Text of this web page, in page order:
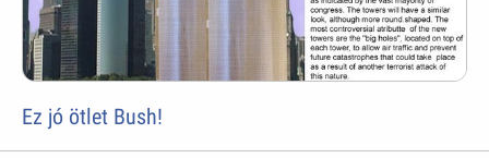
Ez jó ötlet Bush!